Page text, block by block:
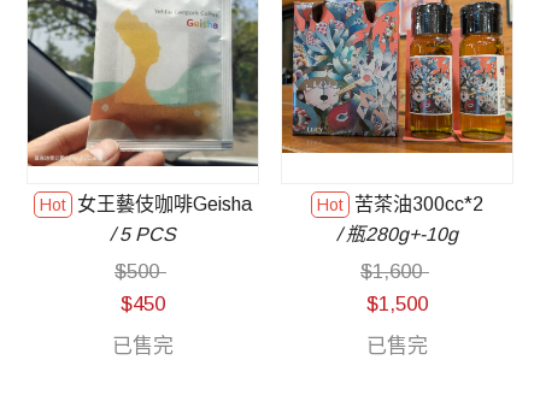
女王藝伎咖啡Geisha
/ 5 PCS
$500
$450
已售完
苦茶油300cc*2
/ 瓶280g+-10g
$1,600
$1,500
已售完